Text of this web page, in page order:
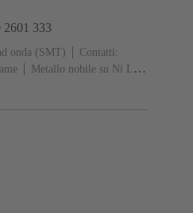
333
onda (SMT)
Contatti:
Metallo nobile su Ni Lato